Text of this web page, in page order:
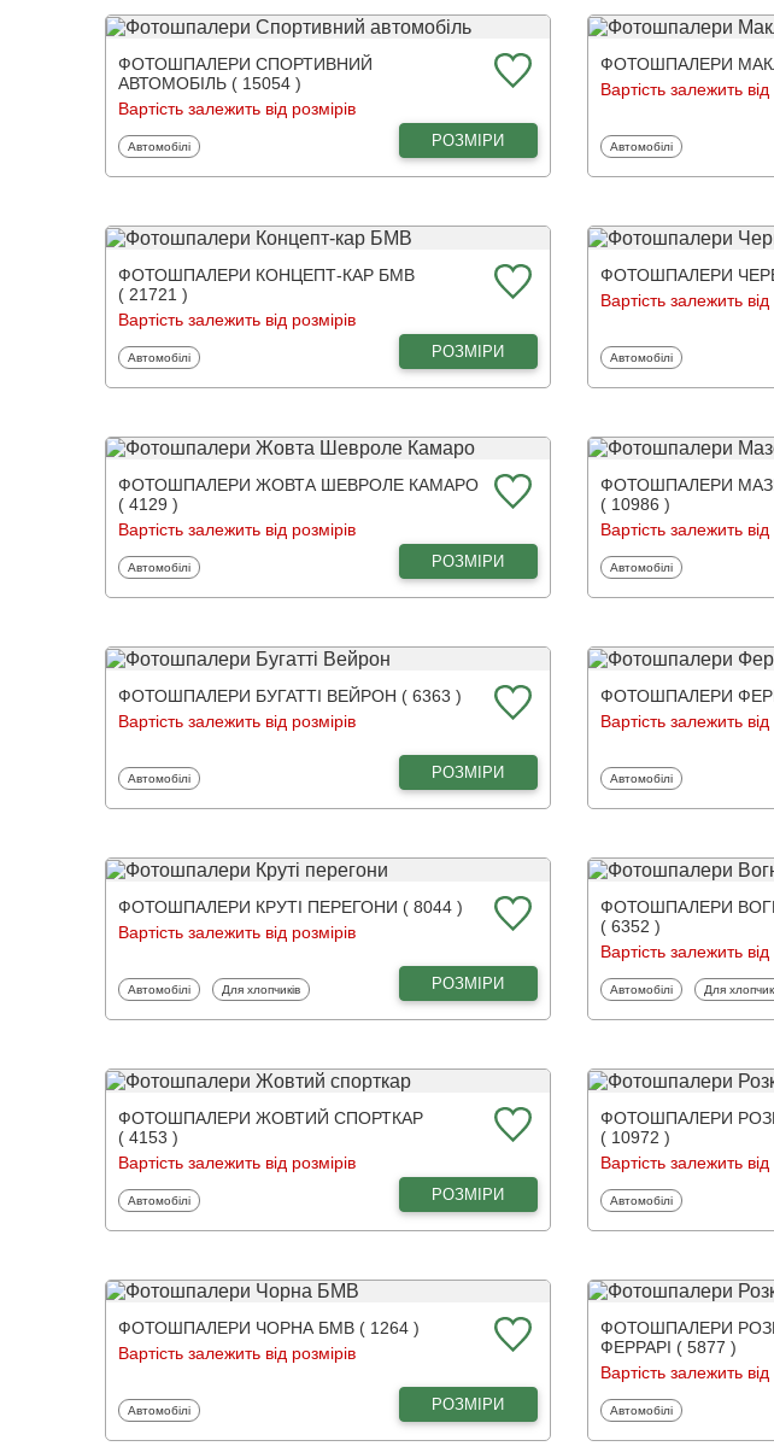
ФОТОШПАЛЕРИ СПОРТИВНИЙ
АВТОМОБІЛЬ ( 15054 )
Вартість залежить від розмірів
Фотошпалери
Автомобілі РОЗМІРИ
ФОТОШПАЛЕРИ
Вартість залежить від
Фотошпалери
Автомобілі
ФОТОШПАЛЕРИ КОНЦЕПТ-КАР БМВ
( 21721 )
Вартість залежить від розмірів
Фотошпалери
Автомобілі РОЗМІРИ
ФОТОШПАЛЕРИ
Вартість залежить від
Фотошпалери
Автомобілі
ФОТОШПАЛЕРИ ЖОВТА ШЕВРОЛЕ КАМАРО
( 4129 )
Вартість залежить від розмірів
Фотошпалери
Автомобілі РОЗМІРИ
ФОТОШПАЛЕРИ
( 10986 )
Вартість залежить від
Фотошпалери
Автомобілі
ФОТОШПАЛЕРИ БУГАТТІ ВЕЙРОН ( 6363 )
Вартість залежить від розмірів
Фотошпалери
Автомобілі РОЗМІРИ
ФОТОШПАЛЕРИ
Вартість залежить від
Фотошпалери
Автомобілі
ФОТОШПАЛЕРИ КРУТІ ПЕРЕГОНИ ( 8044 )
Вартість залежить від розмірів
Фотошпалери
Автомобілі Фотошпалери
Для хлопчиків РОЗМІРИ
ФОТОШПАЛЕРИ
( 6352 )
Вартість залежить від
Фотошпалери
Автомобілі Для
ФОТОШПАЛЕРИ ЖОВТИЙ СПОРТКАР
( 4153 )
Вартість залежить від розмірів
Фотошпалери
Автомобілі РОЗМІРИ
ФОТОШПАЛЕРИ
( 10972 )
Вартість залежить від
Фотошпалери
Автомобілі
ФОТОШПАЛЕРИ ЧОРНА БМВ ( 1264 )
Вартість залежить від розмірів
Фотошпалери
Автомобілі РОЗМІРИ
ФОТОШПАЛЕРИ
ФЕРРАРІ ( 5877 )
Вартість залежить від
Фотошпалери
Автомобілі